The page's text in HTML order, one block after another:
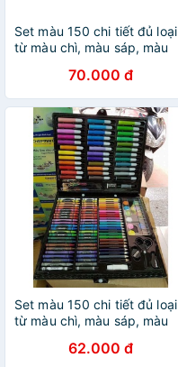
Set màu 150 chi tiết đủ loại
từ màu chì, màu sáp, màu
70.000 đ
Set màu 150 chi tiết đủ loại
từ màu chì, màu sáp, màu
62.000 đ